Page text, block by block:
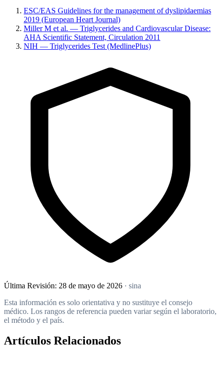
ESC/EAS Guidelines for the management of dyslipidaemias
2019 (European Heart Journal)
Miller M et al. — Triglycerides and Cardiovascular Disease:
AHA Scientific Statement, Circulation 2011
NIH — Triglycerides Test (MedlinePlus)
Última Revisión: 28 de mayo de 2026 · sina
Esta información es solo orientativa y no sustituye el consejo
médico. Los rangos de referencia pueden variar según el laboratorio,
el método y el país.
Artículos Relacionados